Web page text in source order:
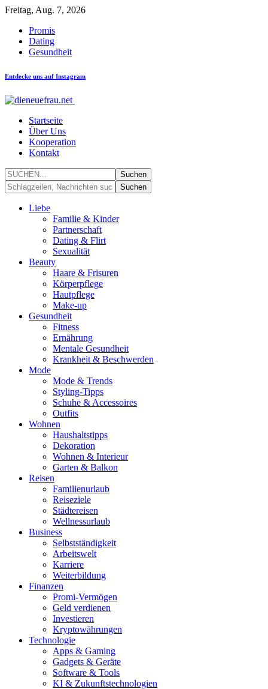
Freitag, Aug. 7, 2026
Promis
Dating
Gesundheit
Entdecke uns auf Instagram
Startseite
Über Uns
Kooperation
Kontakt
Liebe
Familie & Kinder
Partnerschaft
Dating & Flirt
Sexualität
Beauty
Haare & Frisuren
Körperpflege
Hautpflege
Make-up
Gesundheit
Fitness
Ernährung
Mentale Gesundheit
Krankheit & Beschwerden
Mode
Mode & Trends
Styling-Tipps
Schuhe & Accessoires
Outfits
Wohnen
Haushaltstipps
Dekoration
Wohnen & Interieur
Garten & Balkon
Reisen
Familienurlaub
Reiseziele
Städtereisen
Wellnessurlaub
Business
Selbstständigkeit
Arbeitswelt
Karriere
Weiterbildung
Finanzen
Promi-Vermögen
Geld verdienen
Investieren
Kryptowährungen
Technologie
Apps & Gaming
Gadgets & Geräte
Software & Tools
KI & Zukunftstechnologien